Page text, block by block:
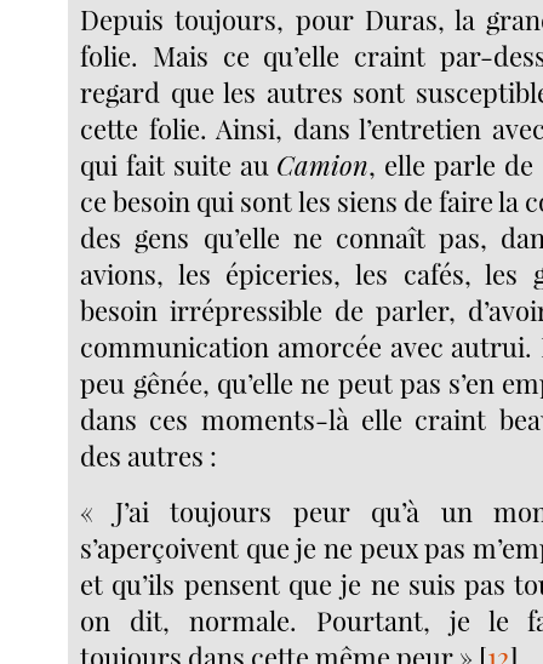
Depuis toujours, pour Duras, la
folie. Mais ce qu’elle craint par-
regard que les autres sont
cette folie. Ainsi, dans l’entretien
qui fait suite au Camion, elle parle de
ce besoin qui sont les siens de faire la
des gens qu’elle ne connaît pas,
avions, les épiceries, les cafés, les
besoin irrépressible de parler,
communication amorcée avec autrui.
peu gênée, qu’elle ne peut pas s’en
dans ces moments-là elle craint
des autres :
« J’ai toujours peur qu’à un
s’aperçoivent que je ne peux pas
et qu’ils pensent que je ne suis pas
on dit, normale. Pourtant, je le
toujours dans cette même peur » [12]